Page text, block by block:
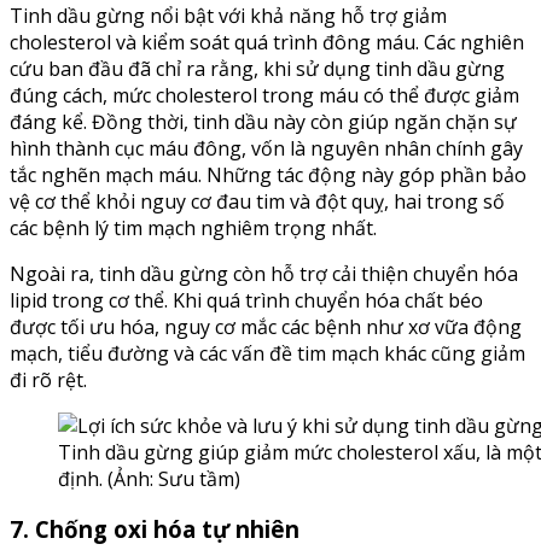
Tinh dầu gừng nổi bật với khả năng hỗ trợ giảm
cholesterol và kiểm soát quá trình đông máu. Các nghiên
cứu ban đầu đã chỉ ra rằng, khi sử dụng tinh dầu gừng
đúng cách, mức cholesterol trong máu có thể được giảm
đáng kể. Đồng thời, tinh dầu này còn giúp ngăn chặn sự
hình thành cục máu đông, vốn là nguyên nhân chính gây
tắc nghẽn mạch máu. Những tác động này góp phần bảo
vệ cơ thể khỏi nguy cơ đau tim và đột quỵ, hai trong số
các bệnh lý tim mạch nghiêm trọng nhất.
Ngoài ra, tinh dầu gừng còn hỗ trợ cải thiện chuyển hóa
lipid trong cơ thể. Khi quá trình chuyển hóa chất béo
được tối ưu hóa, nguy cơ mắc các bệnh như xơ vữa động
mạch, tiểu đường và các vấn đề tim mạch khác cũng giảm
đi rõ rệt.
Tinh dầu gừng giúp giảm mức cholesterol xấu, là
định. (Ảnh: Sưu tầm)
7. Chống oxi hóa tự nhiên